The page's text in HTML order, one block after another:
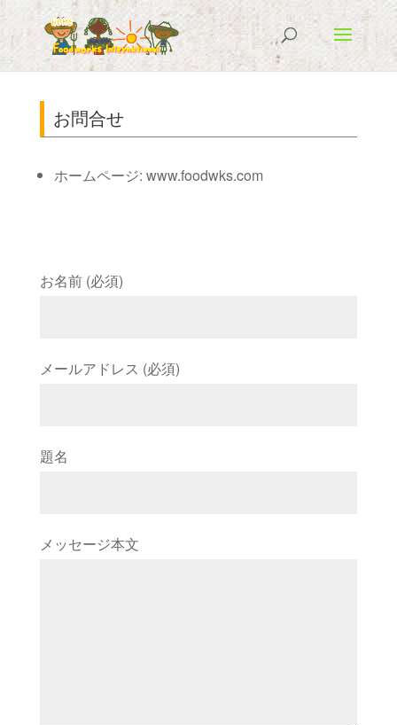
お問合せ
ホームページ: www.foodwks.com
お名前 (必須)
メールアドレス (必須)
題名
メッセージ本文